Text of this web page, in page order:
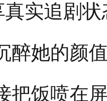
实追剧状
醉她的颜
把饭喷在